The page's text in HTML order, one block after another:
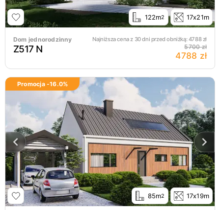
122m2 17x21m
Dom jednorodzinny Najniższa cena z 30 dni przed obniżką:4788zł
Z517 N 5700 zł
4788 zł
Promocja -16.0%
85m2 17x19m